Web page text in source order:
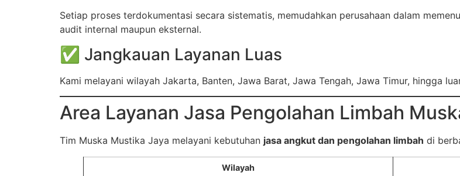
Setiap proses terdokumentasi secara sistematis, memudahkan perusahaan dalam
audit internal maupun eksternal.
✅ Jangkauan Layanan Luas
Kami melayani wilayah Jakarta, Banten, Jawa Barat, Jawa Tengah, Jawa Timur, hingga
Area Layanan Jasa Pengolahan Limbah
Tim Muska Mustika Jaya melayani kebutuhan jasa angkut dan pengolahan limbah di
Wilayah